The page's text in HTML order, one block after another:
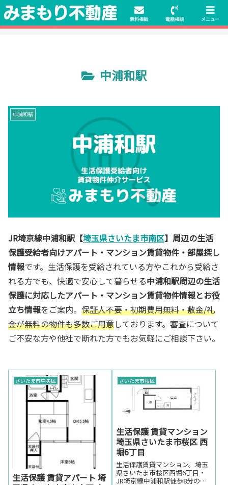
初期費用無料物件や保証人不要の物件も豊富にご用意！相談料無料でも申
請・手続きサポート付き！
中浦和駅
中浦和駅
JR埼京線中浦和駅【埼玉県さいたま市南区】周辺の生活
保護受給者向けアパート・マンション賃貸物件・部屋探し
情報です。生活保護を受給されている方やこれから受給さ
れる方でも、快適で安心して暮らせる中浦和駅周辺の生活
保護に対応したアパート・マンション賃貸物件情報とお役
立ち情報をご案内。 保証人不要・初期費用無料・敷金/礼
金が無料の物件も多数ご用意しております。審査について
ご不安な方や他社で断れた方でもお気軽にご相談下さい。
さいたま市中央区
生活保護 賃貸アパート 埼
さいたま市桜区
生活保護 賃貸マンション
埼玉県さいたま市桜区 西
堀6丁目
生活保護賃貸マンション。埼玉
県さいたま市桜区西堀6丁目・
JR埼京線中浦和駅徒歩8分の生
無料相談 電話相談 メニュー